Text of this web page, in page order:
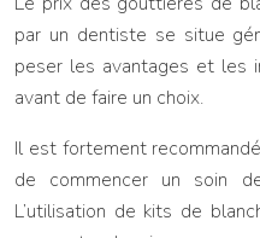
par un dentiste se situe
peser les avantages et les
avant de faire un choix.
Il est fortement
de commencer un soin
L’utilisation de kits de